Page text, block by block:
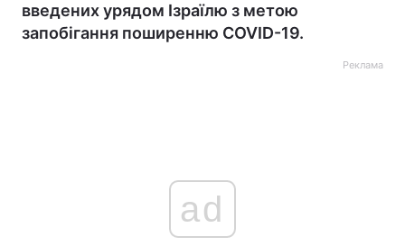
введених урядом Ізраїлю з метою
запобігання поширенню COVID-19.
Реклама
ad